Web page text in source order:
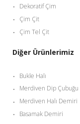
Dekoratif Çim
Çim Çit
Çim Tel Çit
Diğer Ürünlerimiz
Bukle Halı
Merdiven Dip Çubuğu
Merdiven Halı Demiri
Basamak Demiri